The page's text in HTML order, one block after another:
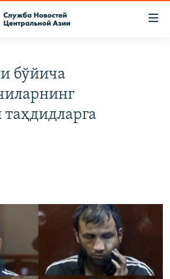
бўйича
таҳдидларга